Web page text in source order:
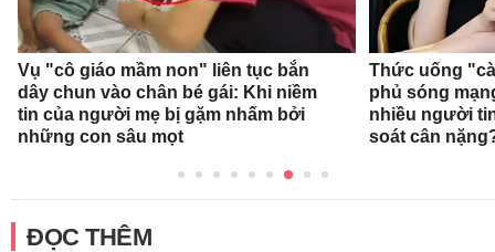
Vụ "cô giáo mầm non" liên tục bắn
dây chun vào chân bé gái: Khi niềm
tin của người mẹ bị gặm nhấm bởi
những con sâu mọt
Thức uống
phủ sóng
nhiều người
soát cân
ĐỌC THÊM